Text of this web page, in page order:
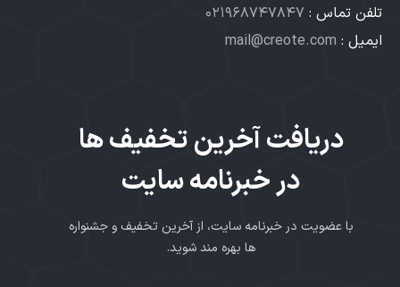
تلفن تماس : ۰۲۱۹۶۸۷۴۷۸۴۷
ایمیل : mail@creote.com
دریافت آخرین تخفیف ها
در خبرنامه سایت
با عضویت در خبرنامه سایت، از آخرین تخفیف و جشنواره
ها بهره مند شوید.